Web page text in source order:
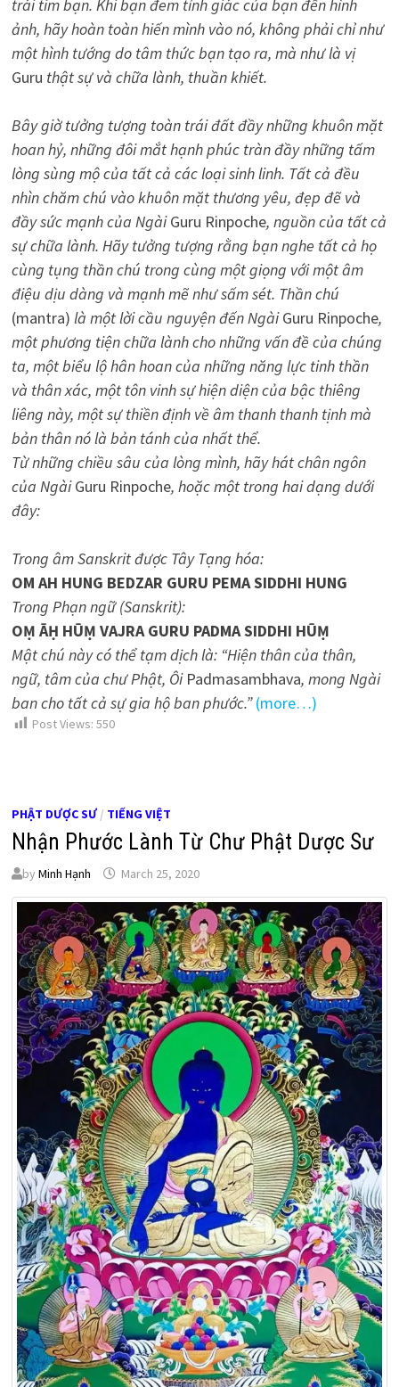
trái tim bạn. Khi bạn đem tỉnh giác của bạn đến hình
ảnh, hãy hoàn toàn hiến mình vào nó, không phải chỉ như
một hình tướng do tâm thức bạn tạo ra, mà như là vị
Guru thật sự và chữa lành, thuần khiết.
Bây giờ tưởng tượng toàn trái đất đầy những khuôn mặt
hoan hỷ, những đôi mắt hạnh phúc tràn đầy những tấm
lòng sùng mộ của tất cả các loại sinh linh. Tất cả đều
nhìn chăm chú vào khuôn mặt thương yêu, đẹp đẽ và
đầy sức mạnh của NgàiGuru Rinpoche, nguồn của tất cả
sự chữa lành. Hãy tưởng tượng rằng bạn nghe tất cả họ
cùng tụng thần chú trong cùng một giọng với một âm
điệu dịu dàng và mạnh mẽ như sấm sét. Thần chú
(mantra) là một lời cầu nguyện đến NgàiGuru Rinpoche,
một phương tiện chữa lành cho những vấn đề của chúng
ta, một biểu lộ hân hoan của những năng lực tinh thần
và thân xác, một tôn vinh sự hiện diện của bậc thiêng
liêng này, một sự thiền định về âm thanh thanh tịnh mà
bản thân nó là bản tánh của nhất thể.
Từ những chiều sâu của lòng mình, hãy hát chân ngôn
của NgàiGuru Rinpoche, hoặc một trong hai dạng dưới
đây:
Trong âm Sanskrit được Tây Tạng hóa:
OM AH HUNG BEDZAR GURU PEMA SIDDHI HUNG
Trong Phạn ngữ (Sanskrit):
OṂ ĀḤ HŪṂ VAJRA GURU PADMA SIDDHI HŪṂ
Mật chú này có thể tạm dịch là: “Hiện thân của thân,
ngữ, tâm của chư Phật, Ôi Padmasambhava, mong Ngài
ban cho tất cả sự gia hộ ban phước.” (more…)
Post Views: 550
PHẬT DƯỢC SƯ/ TIẾNG VIỆT
Nhận Phước Lành Từ Chư Phật Dược Sư
by Minh Hạnh March 25, 2020